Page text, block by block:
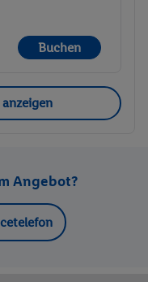
Buchen
Angebot?